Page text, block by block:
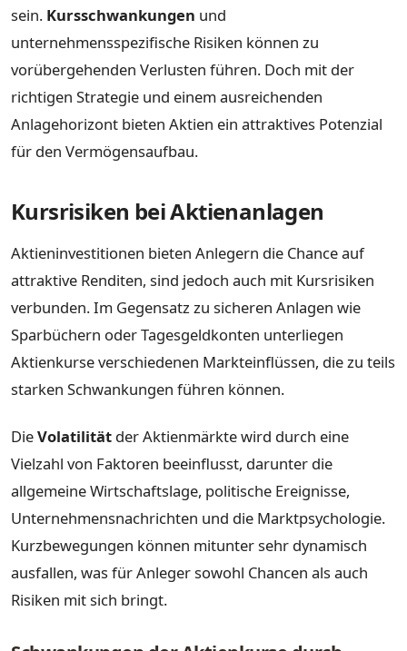
sein. Kursschwankungen und
unternehmensspezifische Risiken können zu
vorübergehenden Verlusten führen. Doch mit der
richtigen Strategie und einem ausreichenden
Anlagehorizont bieten Aktien ein attraktives Potenzial
für den Vermögensaufbau.
Kursrisiken bei Aktienanlagen
Aktieninvestitionen bieten Anlegern die Chance auf
attraktive Renditen, sind jedoch auch mit Kursrisiken
verbunden. Im Gegensatz zu sicheren Anlagen wie
Sparbüchern oder Tagesgeldkonten unterliegen
Aktienkurse verschiedenen Markteinflüssen, die zu teils
starken Schwankungen führen können.
DieVolatilität der Aktienmärkte wird durch eine
Vielzahl von Faktoren beeinflusst, darunter die
allgemeine Wirtschaftslage, politische Ereignisse,
Unternehmensnachrichten und die Marktpsychologie.
Kurzbewegungen können mitunter sehr dynamisch
ausfallen, was für Anleger sowohl Chancen als auch
Risiken mit sich bringt.